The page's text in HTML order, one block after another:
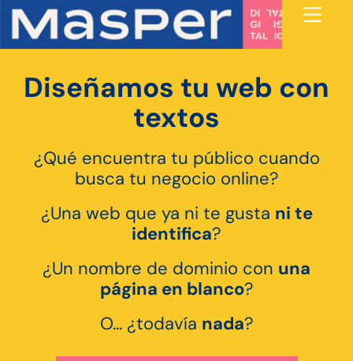
Diseñamos tu web con
textos
¿Qué encuentra tu público cuando
busca tu negocio online?
¿Una web que ya ni te gusta ni te
identifica?
¿Un nombre de dominio con una
página en blanco?
O… ¿todavía nada?